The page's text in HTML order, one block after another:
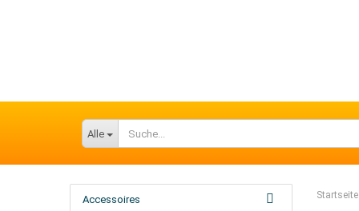
Alle
Startseite
Accessoires